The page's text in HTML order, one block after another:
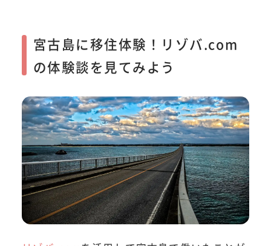
宮古島に移住体験！リゾバ.com
の体験談を見てみよう